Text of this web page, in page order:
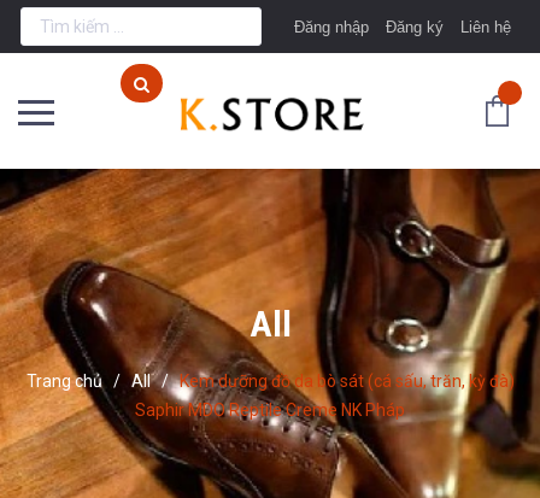
Đăng nhập Đăng ký Liên hệ
All
Trang chủ / All / Kem dưỡng đồ da bò sát (cá sấu, trăn, kỳ đà)
Saphir MDO Reptile Creme NK Pháp